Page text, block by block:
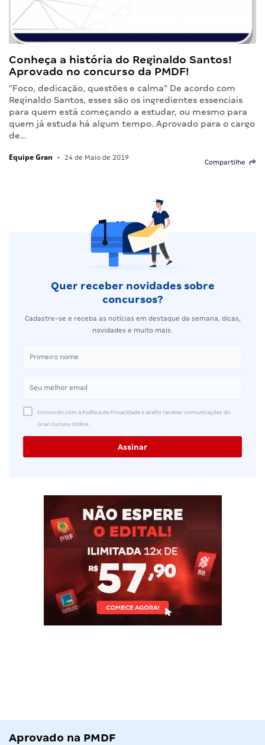
Conheça a história do Reginaldo Santos!
Aprovado no concurso da PMDF!
“Foco, dedicação, questões e calma” De acordo com
Reginaldo Santos, esses são os ingredientes essenciais
para quem está começando a estudar, ou mesmo para
quem já estuda há algum tempo. Aprovado para o cargo
de…
Equipe Gran • 24 de Maio de 2019
Compartilhe
Quer receber novidades sobre
concursos?
Cadastre-se e receba as notícias em destaque da semana, dicas,
novidades e muito mais.
Concordo com a Política de Privacidade e aceito receber comunicações do
Gran Cursos Online.
Aprovado na PMDF